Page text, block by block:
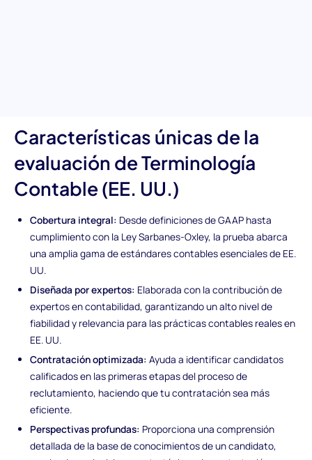
Características únicas de la
evaluación de Terminología
Contable (EE. UU.)
Cobertura integral: Desde definiciones de GAAP hasta
cumplimiento con la Ley Sarbanes-Oxley, la prueba abarca
una amplia gama de estándares contables esenciales de EE.
UU.
Diseñada por expertos: Elaborada con la contribución de
expertos en contabilidad, garantizando un alto nivel de
fiabilidad y relevancia para las prácticas contables reales en
EE. UU.
Contratación optimizada: Ayuda a identificar candidatos
calificados en las primeras etapas del proceso de
reclutamiento, haciendo que tu contratación sea más
eficiente.
Perspectivas profundas: Proporciona una comprensión
detallada de la base de conocimientos de un candidato,